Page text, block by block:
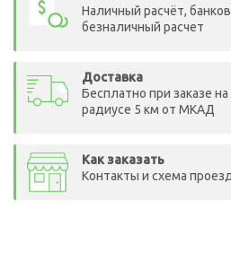
Наличный расчёт,
безналичный расчет
Доставка
Бесплатно при заказе
радиусе 5 км от МКАД
Как заказать
Контакты и схема